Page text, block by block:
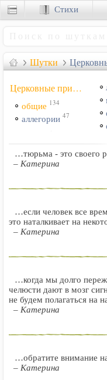
Шутки
Церковные приколы:
общие 134
аллегории 47
…тюрьма - это своего
– Катерина
…если человек все
это наталкивает на
– Катерина
…когда мы долго
челюсти дают в мозг
не будем полагаться на
– Катерина
…обратите внимание
– Катерина
Стихи